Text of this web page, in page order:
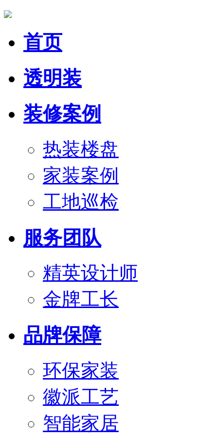
首页
透明装
装修案例
热装楼盘
家装案例
工地巡检
服务团队
精英设计师
金牌工长
品牌保障
环保家装
徽派工艺
智能家居